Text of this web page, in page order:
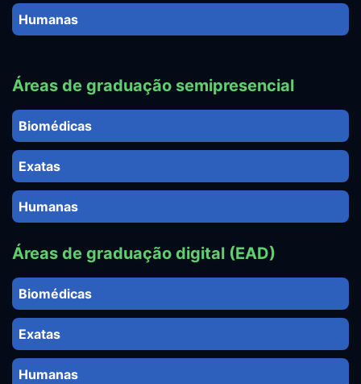
Humanas
Áreas de graduação semipresencial
Biomédicas
Exatas
Humanas
Áreas de graduação digital (EAD)
Biomédicas
Exatas
Humanas